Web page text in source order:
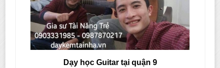
Dạy học Guitar tại quận 9